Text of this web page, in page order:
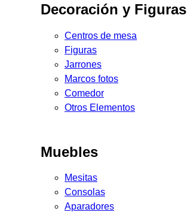
Decoración y Figuras
Centros de mesa
Figuras
Jarrones
Marcos fotos
Comedor
Otros Elementos
Muebles
Mesitas
Consolas
Aparadores